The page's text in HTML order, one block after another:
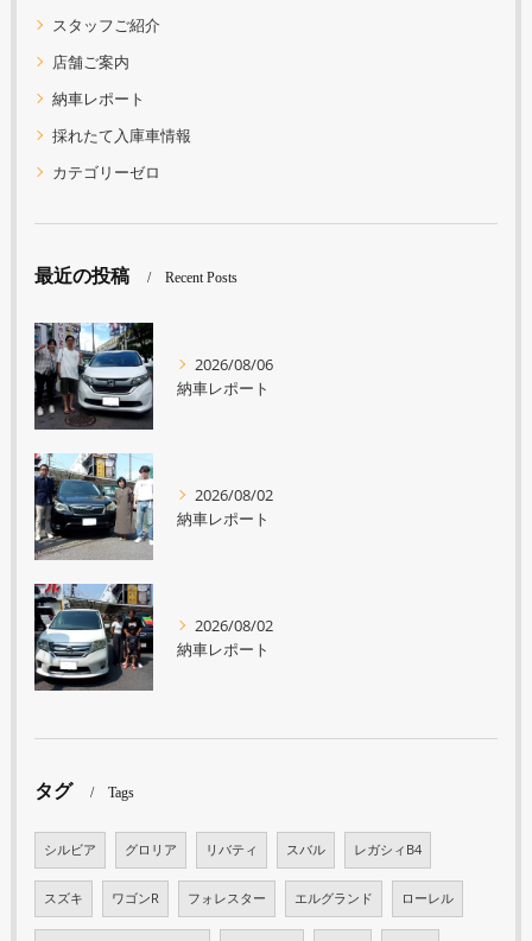
スタッフご紹介
店舗ご案内
納車レポート
採れたて入庫車情報
カテゴリーゼロ
最近の投稿 Recent Posts
2026/08/06
納車レポート
2026/08/02
納車レポート
2026/08/02
納車レポート
タグ Tags
シルビア グロリア リバティ スバル レガシィB4
スズキ ワゴンR フォレスター エルグランド ローレル